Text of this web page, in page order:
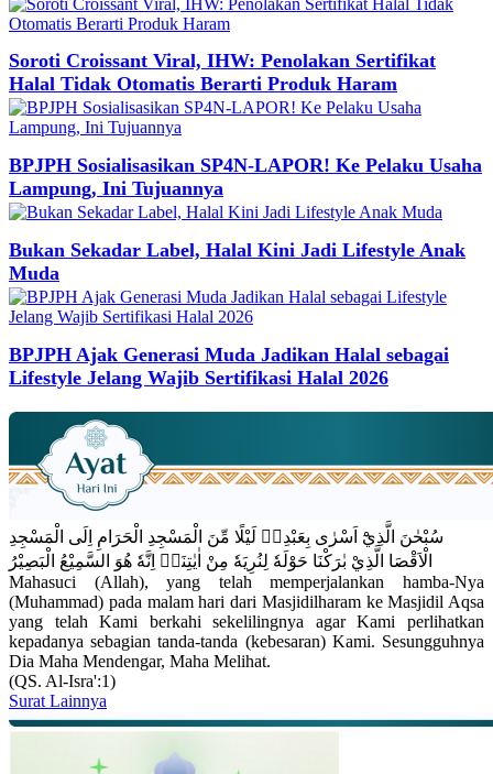
Soroti Croissant Viral, IHW: Penolakan Sertifikat
Halal Tidak Otomatis Berarti Produk Haram
BPJPH Sosialisasikan SP4N-LAPOR! Ke Pelaku Usaha
Lampung, Ini Tujuannya
Bukan Sekadar Label, Halal Kini Jadi Lifestyle Anak
Muda
BPJPH Ajak Generasi Muda Jadikan Halal sebagai
Lifestyle Jelang Wajib Sertifikasi Halal 2026
سُبْحٰنَ الَّذِيْٓ اَسْرٰى بِعَبْدِهٖ لَيْلًا مِّنَ الْمَسْجِدِ الْحَرَامِ اِلَى الْمَسْجِدِ
الْاَقْصَا الَّذِيْ بٰرَكْنَا حَوْلَهٗ لِنُرِيَهٗ مِنْ اٰيٰتِنَاۗ اِنَّهٗ هُوَ السَّمِيْعُ الْبَصِيْرُ
Mahasuci (Allah), yang telah memperjalankan hamba-Nya
(Muhammad) pada malam hari dari Masjidilharam ke Masjidil Aqsa
yang telah Kami berkahi sekelilingnya agar Kami perlihatkan
kepadanya sebagian tanda-tanda (kebesaran) Kami. Sesungguhnya
Dia Maha Mendengar, Maha Melihat.
(QS. Al-Isra':1)
Surat Lainnya